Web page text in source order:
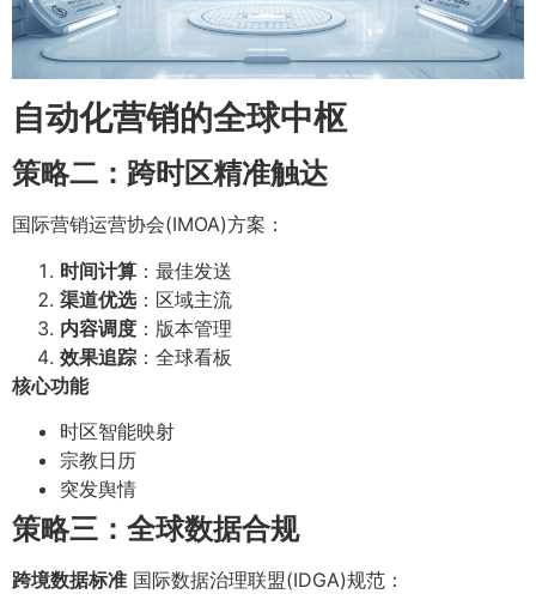
自动化营销的全球中枢
策略二：跨时区精准触达
国际营销运营协会(IMOA)方案：
时间计算 ：最佳发送
渠道优选：区域主流
内容调度 ：版本管理
效果追踪 ：全球看板
核心功能
时区智能映射
宗教日历
突发舆情
策略三：全球数据合规
跨境数据标准 国际数据治理联盟(IDGA)规范：